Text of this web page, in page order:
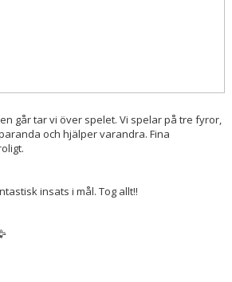
går tar vi över spelet. Vi spelar på tre fyror,
och hjälper varandra. Fina
insats i mål. Tog allt!!